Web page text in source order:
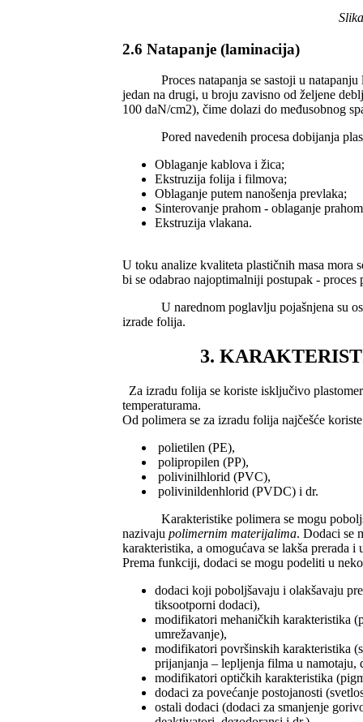
2.6 Natapanje (laminacija)
Proces natapanja se sastoji u natapanju
jedan na drugi, u broju zavisno od željene
100 daN/cm2), čime dolazi do međusobnog
Pored navedenih procesa dobijanja
Oblaganje kablova i žica;
Ekstruzija folija i filmova;
Oblaganje putem nanošenja prevlaka;
Sinterovanje prahom - oblaganje
Ekstruzija vlakana.
U toku analize kvaliteta plastičnih masa mora
bi se odabrao najoptimalniji postupak - proces
U narednom poglavlju pojašnjena su
izrade folija.
3.
Za izradu folija se koriste isključivo
temperaturama.
Od polimera se za izradu folija najčešće
polietilen (PE),
polipropilen (PP),
polivinilhlorid (PVC),
polivinildenhlorid (PVDC) i dr.
Karakteristike polimera se mogu
nazivaju polimernim materijalima. Dodaci se
karakteristika, a omogućava se lakša prerada i
Prema funkciji, dodaci se mogu podeliti u
dodaci koji poboljšavaju i olakšavaju
tiksootporni dodaci),
modifikatori mehaničkih karakteristika
umrežavanje),
modifikatori površinskih karakteristika
prijanjanja – lepljenja filma u namotaju,
modifikatori optičkih karakteristika
dodaci za povećanje postojanosti
ostali dodaci (dodaci za smanjenje